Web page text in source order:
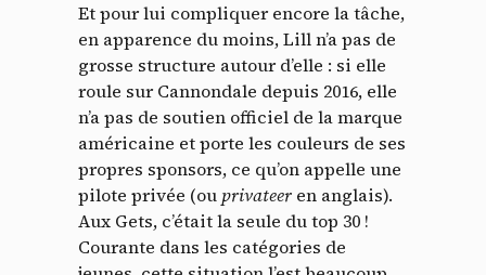
Et pour lui compliquer encore la tâche,
en apparence du moins, Lill n’a pas de
grosse structure autour d’elle : si elle
roule sur Cannondale depuis 2016, elle
n’a pas de soutien officiel de la marque
américaine et porte les couleurs de ses
propres sponsors, ce qu’on appelle une
pilote privée (ou privateer en anglais).
Aux Gets, c’était la seule du top 30 !
Courante dans les catégories de